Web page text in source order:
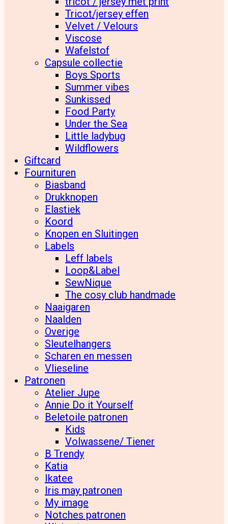
Tricot/jersey effen
Velvet / Velours
Viscose
Wafelstof
Capsule collectie
Boys Sports
Summer vibes
Sunkissed
Food Party
Under the Sea
Little ladybug
Wildflowers
Giftcard
Fournituren
Biasband
Drukknopen
Elastiek
Koord
Knopen en Sluitingen
Labels
Leff labels
Loop&Label
SewNique
The cosy club handmade
Naaigaren
Naalden
Overige
Sleutelhangers
Scharen en messen
Vlieseline
Patronen
Atelier Jupe
Annie Do it Yourself
Beletoile patronen
Kids
Volwassene/ Tiener
B Trendy
Katia
Ikatee
Iris may patronen
My image
Notches patronen